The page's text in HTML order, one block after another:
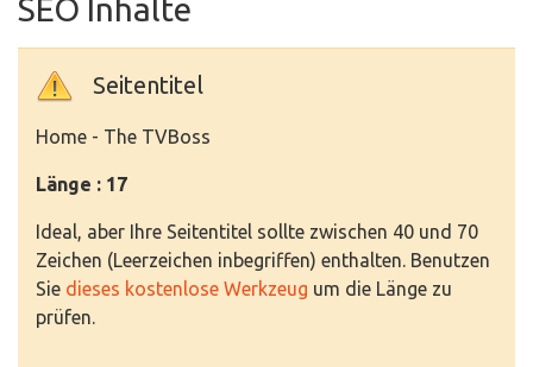
SEO Inhalte
Seitentitel
Home - The TVBoss
Länge : 17
Ideal, aber Ihre Seitentitel sollte zwischen 40 und 70
Zeichen (Leerzeichen inbegriffen) enthalten. Benutzen
Sie dieses kostenlose Werkzeug um die Länge zu
prüfen.